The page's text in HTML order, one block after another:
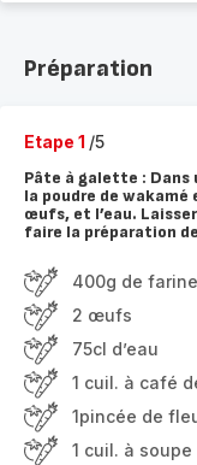
Préparation
Etape 1 /5
Pâte à galette : Dans
la poudre de wakamé
œufs, et l’eau.
faire la préparation
400g de
2 œufs
75cl d’eau
1 cuil. à café
1pincée de
1 cuil. à